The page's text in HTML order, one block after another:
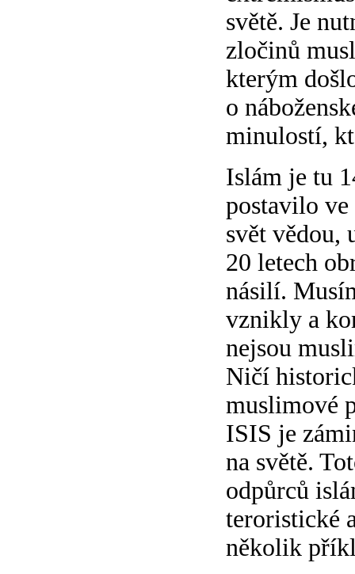
světě. Je
zločinů
kterým
o
minulostí,
Islám je tu
postavilo
svět vědou,
20 letech
násilí.
vznikly a
nejsou
Ničí
muslimové
ISIS je
na světě.
odpůrců
teroristické
několik